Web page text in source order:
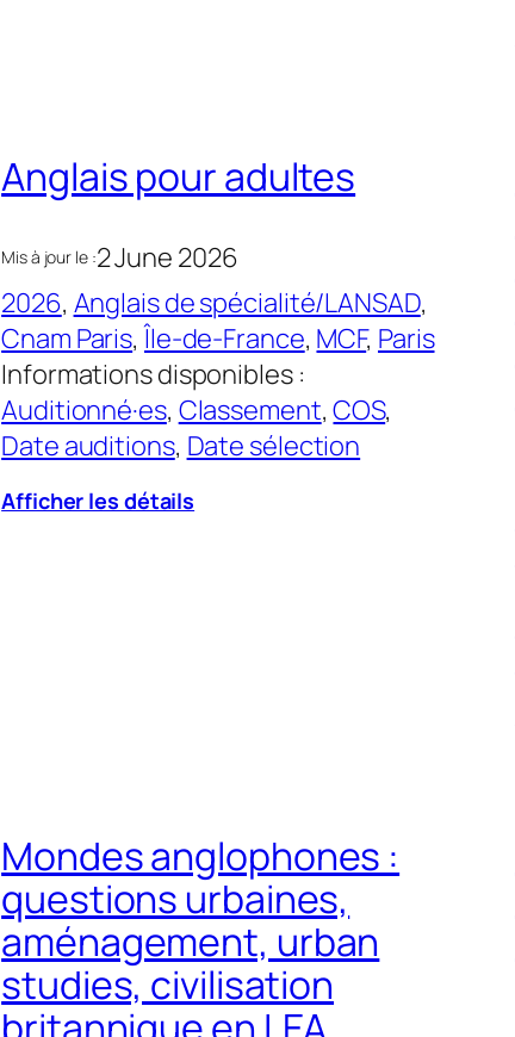
Anglais pour adultes
Mis à jour le :2 June 2026
2026, Anglais de spécialité/LANSAD
Cnam Paris, Île-de-France, MCF, Paris
Informations disponibles :
Auditionné·es, Classement, COS
Date auditions, Date sélection
Afficher les détails
Mondes anglophones :
questions urbaines,
aménagement, urban
studies, civilisation